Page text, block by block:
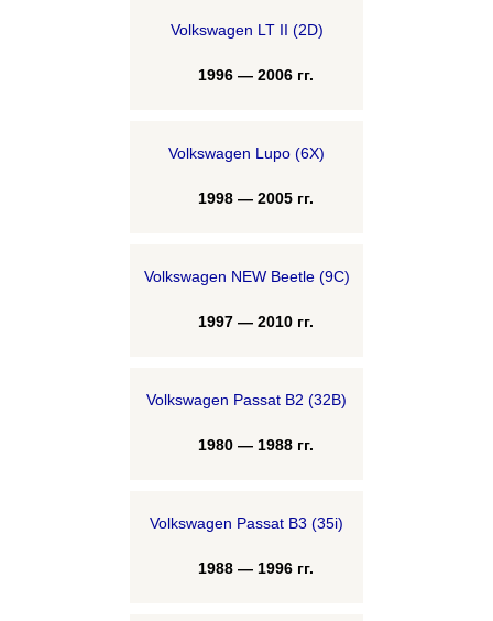
Volkswagen LT II (2D)
1996 — 2006 гг.
Volkswagen Lupo (6X)
1998 — 2005 гг.
Volkswagen NEW Beetle (9C)
1997 — 2010 гг.
Volkswagen Passat B2 (32B)
1980 — 1988 гг.
Volkswagen Passat B3 (35i)
1988 — 1996 гг.